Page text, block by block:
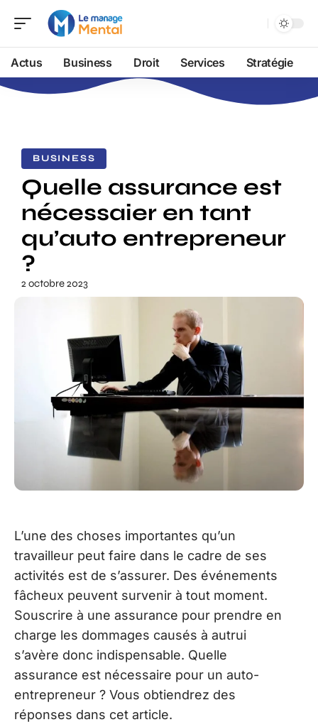
Actus Business Droit Services Stratégie
BUSINESS
Quelle assurance est
nécessaier en tant
qu’auto entrepreneur
?
2 octobre 2023
L’une des choses importantes qu’un
travailleur peut faire dans le cadre de ses
activités est de s’assurer. Des événements
fâcheux peuvent survenir à tout moment.
Souscrire à une assurance pour prendre en
charge les dommages causés à autrui
s’avère donc indispensable. Quelle
assurance est nécessaire pour un auto-
entrepreneur ? Vous obtiendrez des
réponses dans cet article.